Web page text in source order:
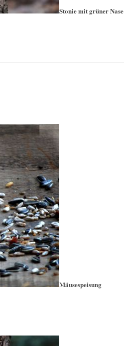
Stonie mit grüner Nase
Mäusespeisung